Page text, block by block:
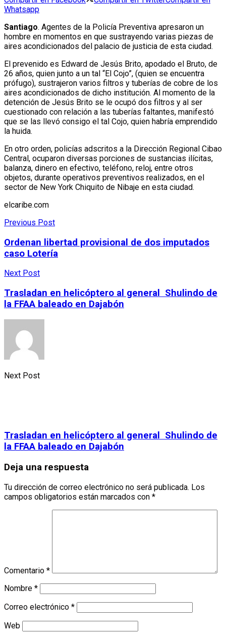
Whatsapp
Santiago. Agentes de la Policía Preventiva apresaron un
hombre en momentos en que sustrayendo varias piezas de
aires acondicionados del palacio de justicia de esta ciudad.
El prevenido es Edward de Jesús Brito, apodado el Bruto, de
26 años, quien junto a un tal “El Cojo”, (quien se encuentra
prófugo), sustrajeron varios filtros y tuberías de cobre de los
aires acondicionados de dicho institución. Al momento de la
detención de Jesús Brito se le ocupó dos filtros y al ser
cuestionado con relación a las tuberías faltantes, manifestó
que se las llevó consigo el tal Cojo, quien habría emprendido
la huida.
En otro orden, policías adscritos a la Dirección Regional Cibao
Central, ocuparon diversas porciones de sustancias ilícitas,
balanza, dinero en efectivo, teléfono, reloj, entre otros
objetos, durante operativos preventivos realizados, en el
sector de New York Chiquito de Nibaje en esta ciudad.
elcaribe.com
Previous Post
Ordenan libertad provisional de dos imputados
caso Lotería
Next Post
Trasladan en helicóptero al general Shulindo de
la FFAA baleado en Dajabón
Next Post
Trasladan en helicóptero al general Shulindo de
la FFAA baleado en Dajabón
Deja una respuesta
Tu dirección de correo electrónico no será publicada. Los
campos obligatorios están marcados con *
Comentario *
Nombre *
Correo electrónico *
Web